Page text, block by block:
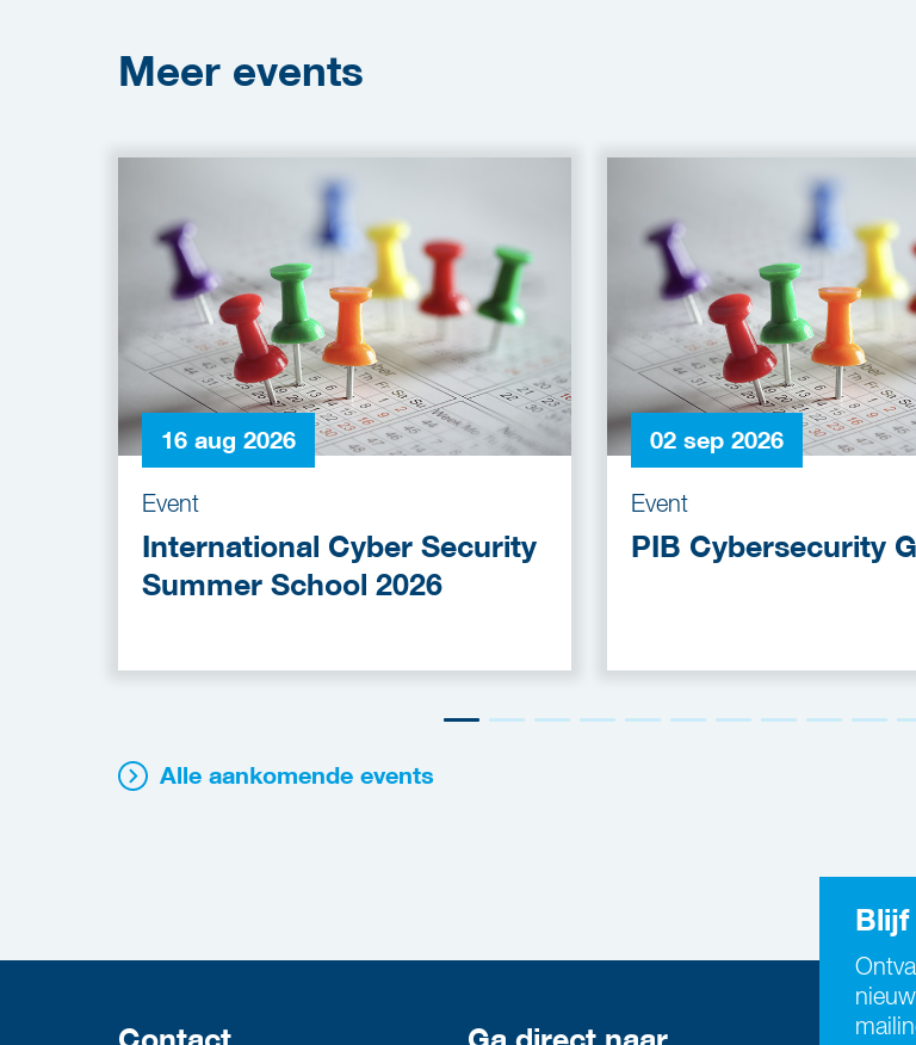
Meer events
16 aug 2026
Event
International Cyber Security
Summer School 2026
02 sep 2026
Event
PIB Cybersecurity
Alle aankomende events
Blijf